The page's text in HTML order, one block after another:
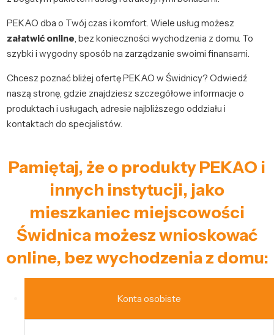
PEKAO dba o Twój czas i komfort. Wiele usług możesz
załatwić online, bez konieczności wychodzenia z domu. To
szybki i wygodny sposób na zarządzanie swoimi finansami.
Chcesz poznać bliżej ofertę PEKAO w Świdnicy? Odwiedź
naszą stronę, gdzie znajdziesz szczegółowe informacje o
produktach i usługach, adresie najbliższego oddziału i
kontaktach do specjalistów.
Pamiętaj, że o produkty PEKAO i
innych instytucji, jako
mieszkaniec miejscowości
Świdnica możesz wnioskować
online, bez wychodzenia z domu:
Konta osobiste